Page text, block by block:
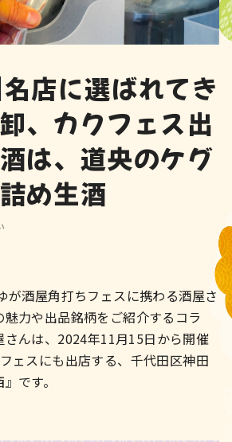
店に選ばれてき
、カクフェス出
は、道央のケグ
詰め生酒
が酒屋角打ちフェスに携わる酒屋さ
力や出品銘柄をご紹介するコラ
さんは、2024年11月15日から開催
ェスにも出店する、千代田区神田
です。